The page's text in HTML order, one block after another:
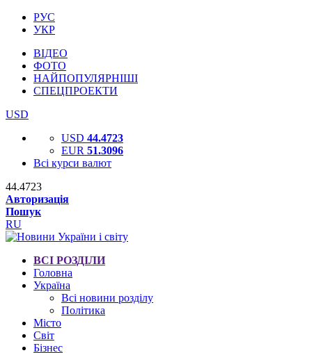
РУС
УКР
ВІДЕО
ФОТО
НАЙПОПУЛЯРНІШІ
СПЕЦПРОЕКТИ
USD
USD 44.4723
EUR 51.3096
Всі курси валют
44.4723
Авторизація
Пошук
RU
ВСІ РОЗДІЛИ
Головна
Україна
Всі новини розділу
Політика
Місто
Світ
Бізнес